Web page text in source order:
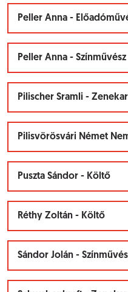
Peller Anna -
Peller Anna - Színművész
Pilischer Sramli - Zenekar
Pilisvörösvári Német
Puszta Sándor - Költő
Réthy Zoltán - Költő
Sándor Jolán -